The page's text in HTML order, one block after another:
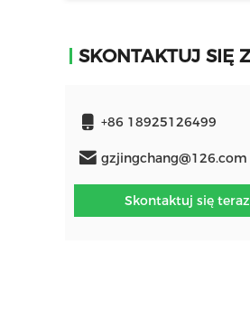
+86 18925126499
gzjingchang@126.com
Skontaktuj się teraz